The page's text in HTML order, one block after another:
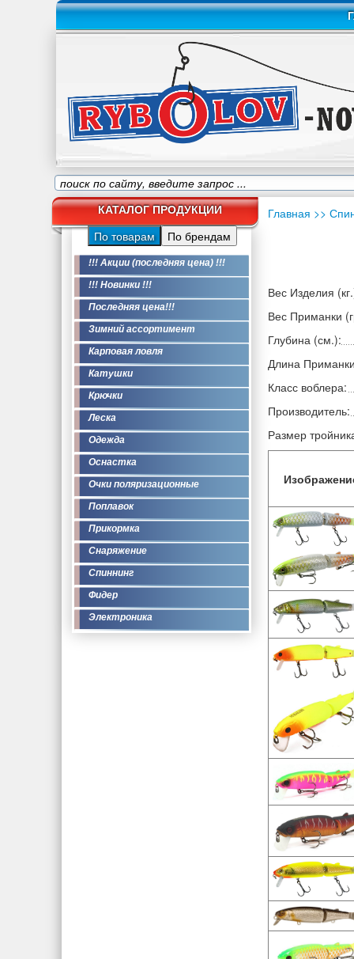
КАТАЛОГ ПРОДУКЦИИ
По товарам По брендам
!!! Акции (последняя цена) !!!
!!! Новинки !!!
Последняя цена!!!
Зимний ассортимент
Карповая ловля
Катушки
Крючки
Леска
Одежда
Оснастка
Очки поляризационные
Поплавок
Прикормка
Снаряжение
Спиннинг
Фидер
Электроника
Главная >>
Вес Изделия
Вес Приманки
Глубина (см.):
Длина
Класс воблера:
Производитель:
Размер